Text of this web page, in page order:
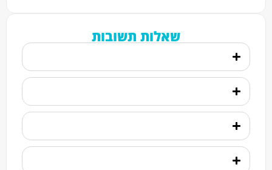
שאלות תשובות